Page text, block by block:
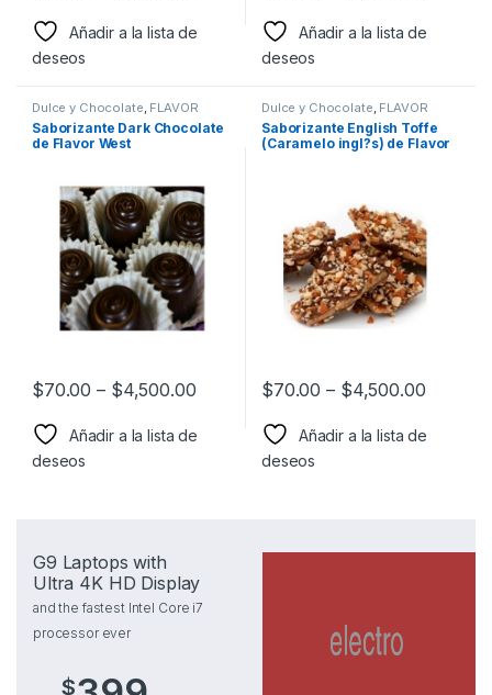
Añadir a la lista de
deseos
Añadir a la lista de
deseos
Dulce y Chocolate, FLAVOR
WEST ,Sabor a Dulce y
Chocolate,Saborizantes
Saborizante Dark Chocolate
de Flavor West
$70.00 – $4,500.00
Añadir a la lista de
deseos
Dulce y Chocolate, FLAVOR
WEST ,Sabor a Dulce y
Chocolate,Saborizantes
Saborizante English Toffe
(Caramelo ingl?s) de Flavor
$70.00 – $4,500.00
Añadir a la lista de
deseos
G9 Laptops with
Ultra 4K HD Display
and the fastest Intel Core i7
processor ever
$